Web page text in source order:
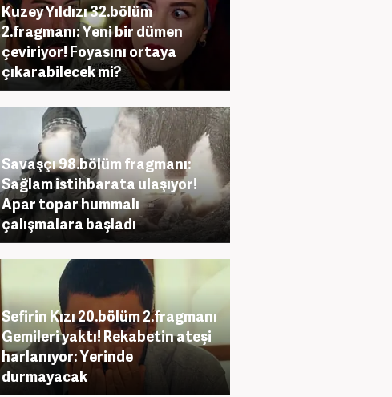
Kuzey Yıldızı 32.bölüm
2.fragmanı: Yeni bir dümen
çeviriyor! Foyasını ortaya
çıkarabilecek mi?
Savaşçı 98.bölüm fragmanı:
Sağlam istihbarata ulaşıyor!
Apar topar hummalı
çalışmalara başladı
Sefirin Kızı 20.bölüm 2.fragmanı
Gemileri yaktı! Rekabetin ateşi
harlanıyor: Yerinde
durmayacak